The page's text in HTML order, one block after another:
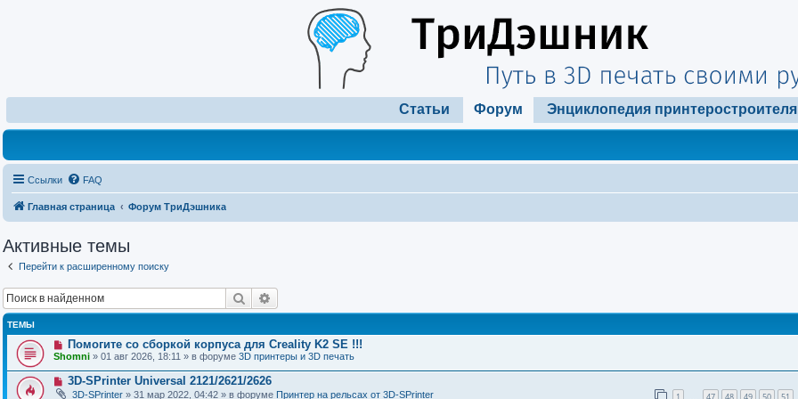
Статьи Форум Энциклопедия принтеростроителя
Ссылки FAQ
Главная страница Форум ТриДэшника
Активные темы
Перейти к расширенному поиску
Поиск
ТЕМЫ
Н
о
в
о
е
с
Помогите со сборкой корпуса для Creality K2 SE !!!
Shomni » 01 авг 2026, 18:11 » в форуме 3D принтеры и 3D печать
Н3D-SPrinter Universal 2121/2621/2626
3D-SPrinter » 31 мар 2022, 04:42 » в форуме Принтер на рельсах от 3D-SPrinter